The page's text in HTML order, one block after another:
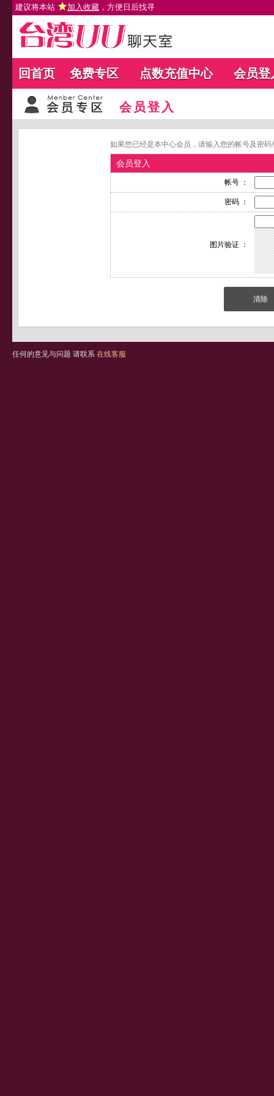
建议将本站 加入收藏 ，方便日后找寻
回首页 免费专区 点数充值中心 会员登
会员登入
如果您已经是本中心会员，请输入您的帐号及密
会员登入
帐号 ：
密码 ：
图片验证 ：
任何的意见与问题 请联系 在线客服